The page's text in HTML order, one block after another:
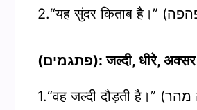
(פתגמים): जल्दी, धीरे, अक्सर